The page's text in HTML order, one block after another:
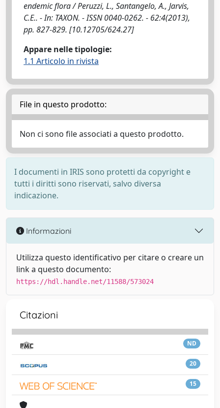
endemic flora / Peruzzi, L., Santangelo, A., Jarvis,
C.E.. - In: TAXON. - ISSN 0040-0262. - 62:4(2013),
pp. 827-829. [10.12705/624.27]
Appare nelle tipologie:
1.1 Articolo in rivista
File in questo prodotto:
Non ci sono file associati a questo prodotto.
I documenti in IRIS sono protetti da copyright e
tutti i diritti sono riservati, salvo diversa
indicazione.
Informazioni
Utilizza questo identificativo per citare o creare un
link a questo documento:
https://hdl.handle.net/11588/573024
Citazioni
ND
20
15